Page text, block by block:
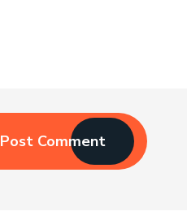
Post Comment